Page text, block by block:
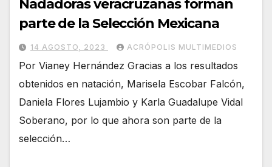
Nadadoras veracruzanas forman
parte de la Selección Mexicana
14 AGOSTO, 2023 ACRÓPOLIS MULTIMEDIOS
Por Vianey Hernández Gracias a los resultados
obtenidos en natación, Marisela Escobar Falcón,
Daniela Flores Lujambio y Karla Guadalupe Vidal
Soberano, por lo que ahora son parte de la
selección…